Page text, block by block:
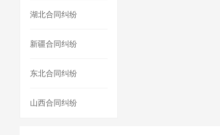
湖北合同纠纷
新疆合同纠纷
东北合同纠纷
山西合同纠纷